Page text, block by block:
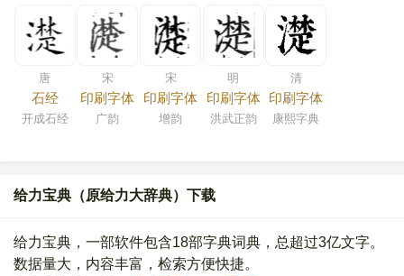
唐
石经
开成石经
宋
印刷字体
广韵
宋
印刷字体
增韵
明
印刷字体
洪武正韵
清
印刷字体
康熙字典
给力宝典（原给力大辞典）下载
给力宝典，一部软件包含18部字典词典，总超过3亿文字。
数据量大，内容丰富，检索方便快捷。